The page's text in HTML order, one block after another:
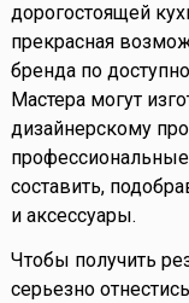
дорогостоящей
прекрасная
бренда по
Мастера могут
дизайнерскому
составить,
и аксессуары.
Чтобы получить
серьезно